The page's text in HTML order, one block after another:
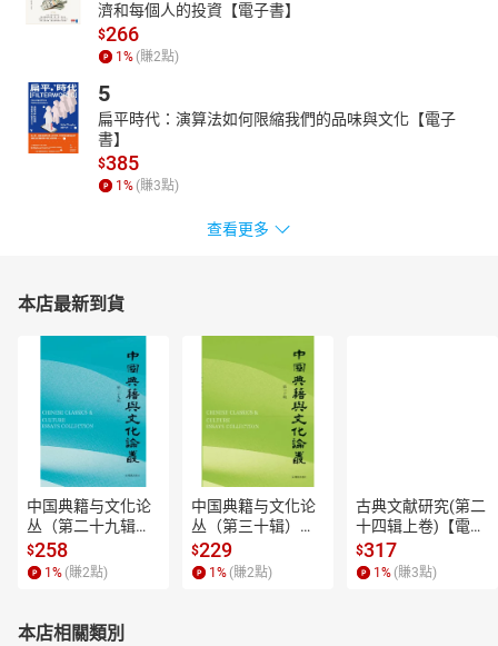
濟和每個人的投資【電子書】
$266
1 % (賺2點)
5
扁平時代：演算法如何限縮我們的品味與文化【電子
書】
$385
1 % (賺3點)
查看更多
本店最新到貨
中国典籍与文化论
丛（第二十九辑）
【電子書】
$258
1 % (賺2點)
中国典籍与文化论
丛（第三十辑）
【電子書】
$229
1 % (賺2點)
古典文献研究(第二
十四辑上卷)【電子
書】
$317
1 % (賺3點)
本店相關類別